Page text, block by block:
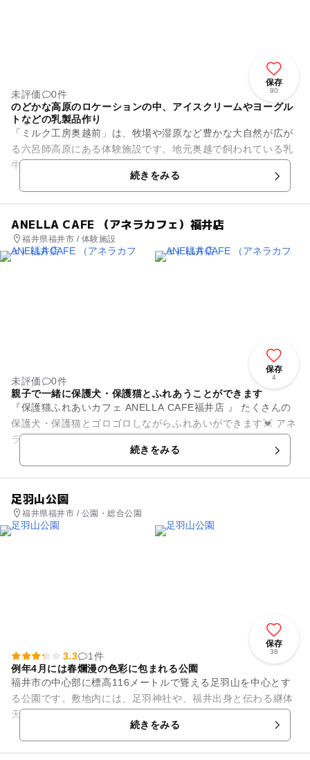
保存
90
未評価
0件
のどかな高原のロケーションの中、アイスクリームやヨーグル
トなどの乳製品作り
「ミルク工房奥越前」は、牧場や湿原など豊かな大自然が広が
る六呂師高原にある体験施設です。地元奥越で飼われている乳
牛から搾った新鮮な牛乳で、アイスクリーム、ヨーグルト、バ
ター、チーズ、カッテージチ...続きをみる
ANELLA CAFE （アネラカフェ）福井店
福井県福井市 / 体験施設
保存
4
未評価
0件
親子で一緒に保護犬・保護猫とふれあうことができます
『保護猫ふれあいカフェ ANELLA CAFE福井店 』 たくさんの
保護犬・保護猫とゴロゴロしながらふれあいができます💓 アネ
ラカフェは小学生以下のお子様も入店可能です！ ぜひ一緒...
続きをみる
足羽山公園
福井県福井市 / 公園・総合公園
保存
38
3.3
1件
例年4月には春爛漫の色彩に包まれる公園
福井市の中心部に標高116メートルで聳える足羽山を中心とす
る公園です。敷地内には、足羽神社や、福井出身と伝わる継体
天皇にまつわる歴史物、古墳群、橘曙覧記念文学館、ミニ動物
園などの施設があり、市民...続きをみる